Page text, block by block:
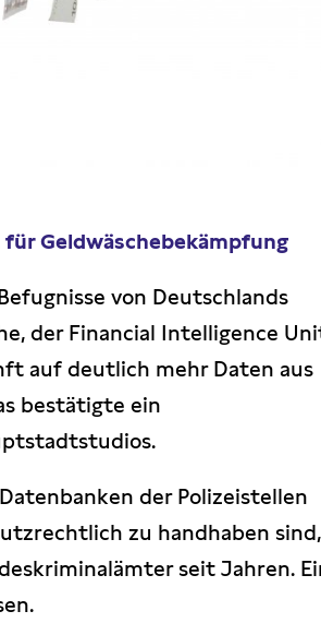
Geldwäschebekämpfung
von Deutschlands
der Financial Intelligence
auf deutlich mehr Daten aus
bestätigte ein
der Polizeistellen
zu handhaben sind,
seit Jahren.